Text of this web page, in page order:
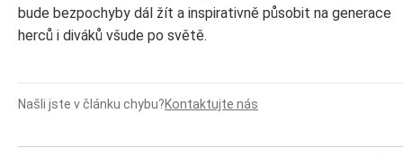
bude bezpochyby dál žít a inspirativně působit na generace
herců i diváků všude po světě.
Našli jste v článku chybu?Kontaktujte nás